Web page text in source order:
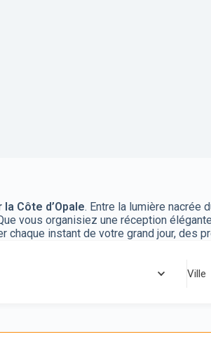
Côte d’Opale. Entre la lumière nacrée
vous organisiez une réception
chaque instant de votre grand jour, des
Ville